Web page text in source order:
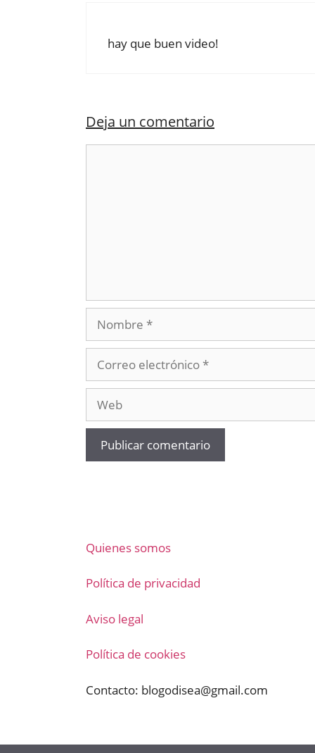
hay que buen video!
Deja un comentario
Nombre
electrónico
Quienes somos
Política de privacidad
Aviso legal
Política de cookies
Contacto: blogodisea@gmail.com